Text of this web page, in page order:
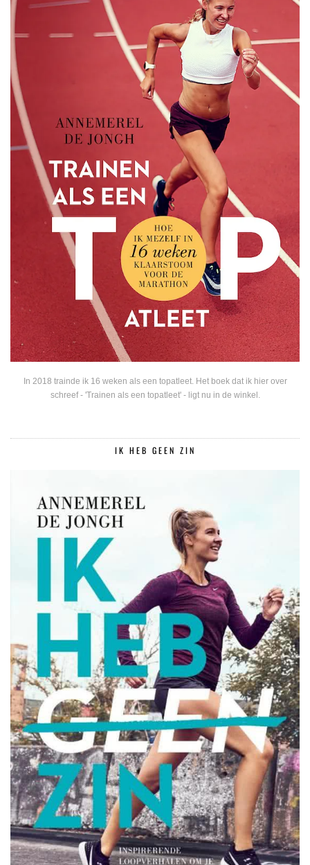
In 2018 trainde ik 16 weken als een topatleet. Het boek dat ik hier over
schreef - 'Trainen als een topatleet' - ligt nu in de winkel.
IK HEB GEEN ZIN